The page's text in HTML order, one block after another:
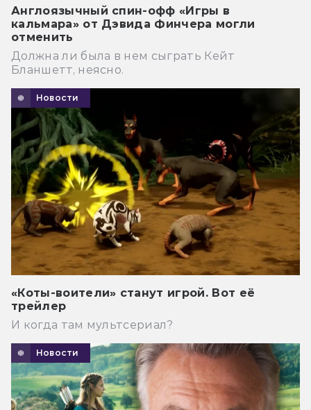
Англоязычный спин-офф «Игры в
кальмара» от Дэвида Финчера могли
отменить
Должна ли была в нем сыграть Кейт
Бланшетт, неясно.
Новости
«Коты-воители» станут игрой. Вот её
трейлер
И когда там мультсериал?
Новости